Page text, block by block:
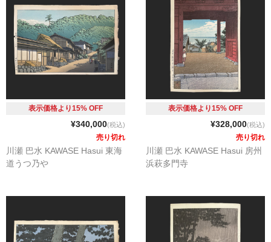
表示価格より15% OFF
¥340,000(税込)
売り切れ
川瀬 巴水 KAWASE Hasui 東海
道うつ乃や
表示価格より15% OFF
¥328,000(税込)
売り切れ
川瀬 巴水 KAWASE Hasui 房州
浜萩多門寺